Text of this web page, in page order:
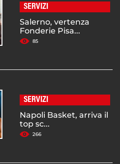
SERVIZI
Salerno, vertenza
Fonderie Pisa...
85
SERVIZI
Napoli Basket, arriva il
top sc...
266